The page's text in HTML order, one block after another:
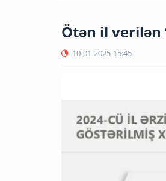
Ötən il verilən
10-01-2025 15:45